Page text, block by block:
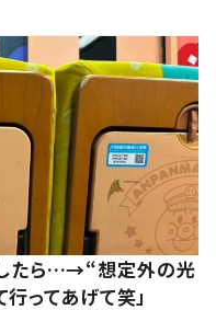
たら…→“想定外の光
行ってあげて笑」